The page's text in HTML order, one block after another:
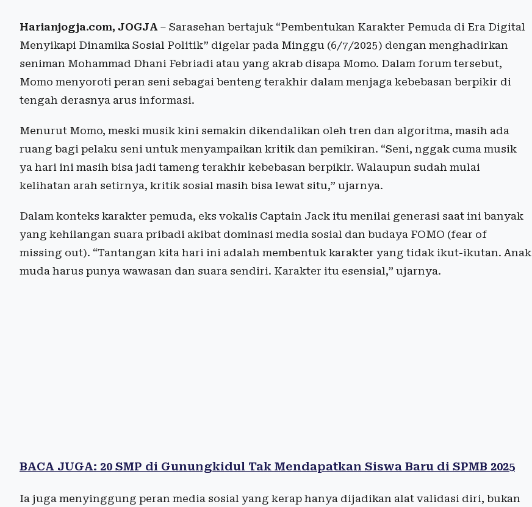
Harianjogja.com, JOGJA – Sarasehan bertajuk “Pembentukan Karakter Pemuda di Era Digital
Menyikapi Dinamika Sosial Politik” digelar pada Minggu (6/7/2025) dengan menghadirkan
seniman Mohammad Dhani Febriadi atau yang akrab disapa Momo. Dalam forum tersebut,
Momo menyoroti peran seni sebagai benteng terakhir dalam menjaga kebebasan berpikir di
tengah derasnya arus informasi.
Menurut Momo, meski musik kini semakin dikendalikan oleh tren dan algoritma, masih ada
ruang bagi pelaku seni untuk menyampaikan kritik dan pemikiran. “Seni, nggak cuma musik
ya hari ini masih bisa jadi tameng terakhir kebebasan berpikir. Walaupun sudah mulai
kelihatan arah setirnya, kritik sosial masih bisa lewat situ,” ujarnya.
Dalam konteks karakter pemuda, eks vokalis Captain Jack itu menilai generasi saat ini banyak
yang kehilangan suara pribadi akibat dominasi media sosial dan budaya FOMO (fear of
missing out). “Tantangan kita hari ini adalah membentuk karakter yang tidak ikut-ikutan. Anak
muda harus punya wawasan dan suara sendiri. Karakter itu esensial,” ujarnya.
BACA JUGA: 20 SMP di Gunungkidul Tak Mendapatkan Siswa Baru di SPMB 2025
Ia juga menyinggung peran media sosial yang kerap hanya dijadikan alat validasi diri, bukan